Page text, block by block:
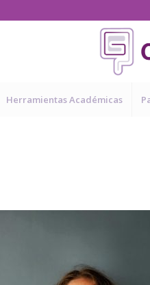
Herramientas Académicas